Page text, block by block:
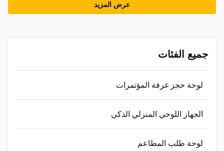
عرض المزيد
جميع الفئات
لوحة حجز غرفة المؤتمرات
الجهاز اللوحي المنزلي الذكي
لوحة طلب المطاعم